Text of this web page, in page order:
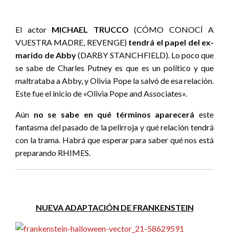
El actor MICHAEL TRUCCO (CÓMO CONOCÍ A
VUESTRA MADRE, REVENGE)tendrá el papel del ex-
marido de Abby(DARBY STANCHFIELD). Lo poco que
se sabe de Charles Putney es que es un político y que
maltrataba a Abby, y Olivia Pope la salvó de esa relación.
Este fue el inicio de «Olivia Pope and Associates».
Aún no se sabe en qué términos aparecerá este
fantasma del pasado de la pelirroja y qué relación tendrá
con la trama. Habrá que esperar para saber qué nos está
preparando RHIMES.
NUEVA ADAPTACIÓN DE FRANKENSTEIN